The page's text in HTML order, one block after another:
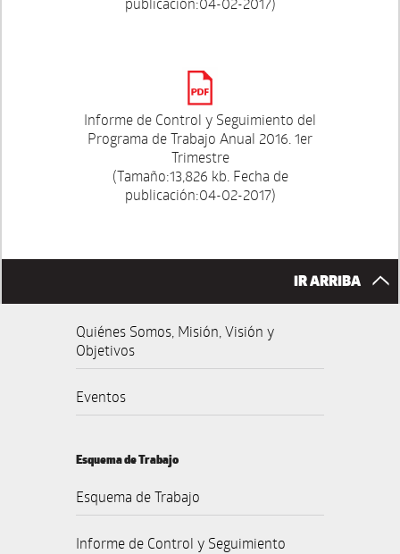
Informe de Control y Seguimiento del
Programa de Trabajo Anual 2016. 1er
Trimestre
(Tamaño:13,826 kb. Fecha de
publicación:04-02-2017)
IR ARRIBA
Quiénes Somos, Misión, Visión y
Objetivos
Eventos
Esquema de Trabajo
Esquema de Trabajo
Informe de Control y Seguimiento